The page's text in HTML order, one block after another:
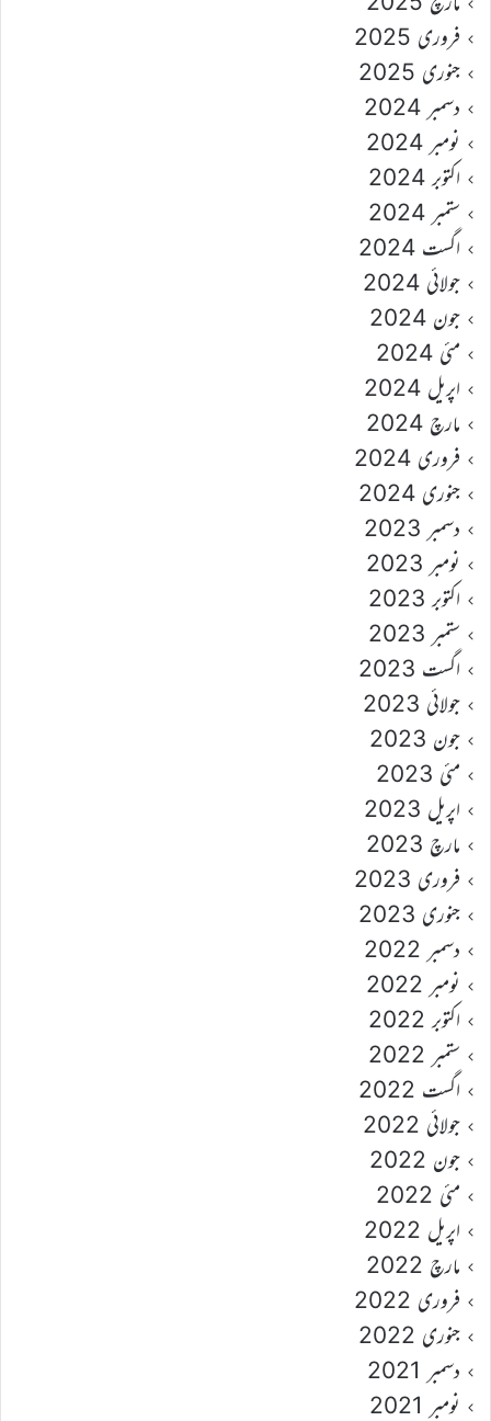
فروری 2025
جنوری 2025
دسمبر 2024
نومبر 2024
اکتوبر 2024
ستمبر 2024
اگست 2024
جولائی 2024
جون 2024
مئی 2024
اپریل 2024
مارچ 2024
فروری 2024
جنوری 2024
دسمبر 2023
نومبر 2023
اکتوبر 2023
ستمبر 2023
اگست 2023
جولائی 2023
جون 2023
مئی 2023
اپریل 2023
مارچ 2023
فروری 2023
جنوری 2023
دسمبر 2022
نومبر 2022
اکتوبر 2022
ستمبر 2022
اگست 2022
جولائی 2022
جون 2022
مئی 2022
اپریل 2022
مارچ 2022
فروری 2022
جنوری 2022
دسمبر 2021
نومبر 2021